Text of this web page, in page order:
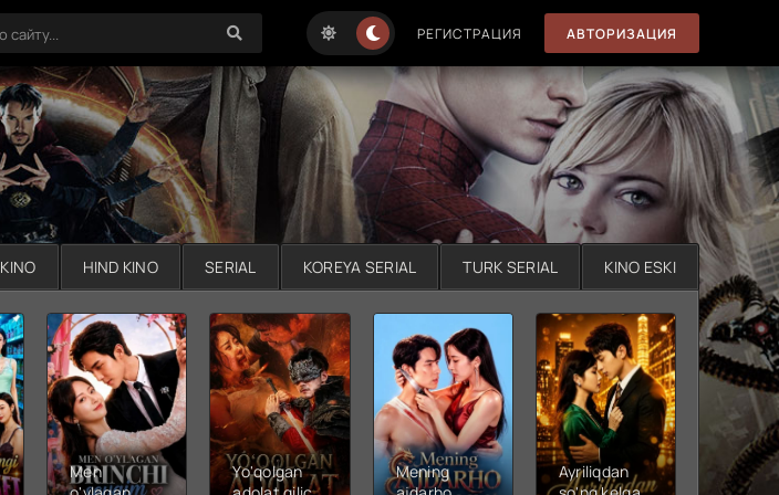
РЕГИСТРАЦИЯ АВТОРИЗАЦИЯ
HIND KINO SERIAL KOREYA SERIAL TURK SERIAL KINO ESKI
Men
Yo'qolgan
Mening
Ayriliqdan